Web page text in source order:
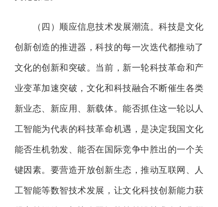
（四）顺应信息技术发展潮流。科技是文化
创新创造的推进器，科技的每一次迭代都推动了
文化的创新和突破。当前，新一轮科技革命和产
业变革加速突破，文化和科技融合不断催生各类
新业态、新应用、新载体。能否抓住这一轮以人
工智能为代表的科技革命机遇，是决定我国文化
能否生机勃发、能否在国际竞争中胜出的一个关
键因素。要营造开放创新生态，推动互联网、人
工智能等数智技术发展，让文化科技创新能力获